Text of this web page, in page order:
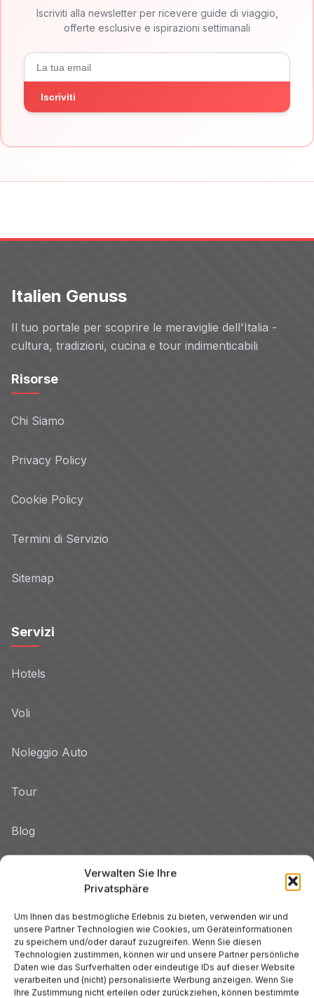
Verwalten Sie Ihre
Privatsphäre
Um Ihnen das bestmögliche Erlebnis zu bieten, verwenden wir und
unsere Partner Technologien wie Cookies, um Geräteinformationen
zu speichern und/oder darauf zuzugreifen. Wenn Sie diesen
Technologien zustimmen, können wir und unsere Partner persönliche
Daten wie das Surfverhalten oder eindeutige IDs auf dieser Website
verarbeiten und (nicht) personalisierte Werbung anzeigen. Wenn Sie
Ihre Zustimmung nicht erteilen oder zurückziehen, können bestimmte
Iscriviti alla newsletter per ricevere guide di viaggio,
offerte esclusive e ispirazioni settimanali
Iscriviti
Italien Genuss
Il tuo portale per scoprire le meraviglie dell'Italia -
cultura, tradizioni, cucina e tour indimenticabili
Risorse
Chi Siamo
Privacy Policy
Cookie Policy
Termini di Servizio
Sitemap
Servizi
Hotels
Voli
Noleggio Auto
Tour
Blog
Veneto
Toskana